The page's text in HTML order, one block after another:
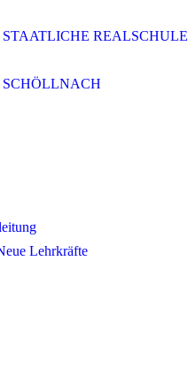
STAATLICHE REALSCHULE
SCHÖLLNACH
Lehrkräfte